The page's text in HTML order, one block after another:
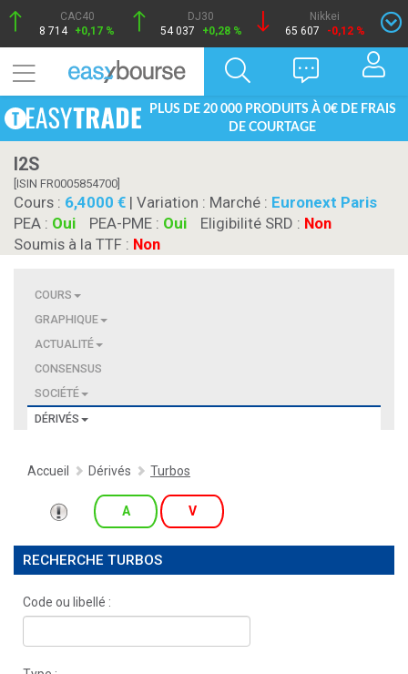
CAC40
8 714 +0,17 %
DJ30
54 037
+0,28 %
Nikkei
65 607
-0,12 %
PLUS DE 20 000 PRODUITS À 0€ DE FRAIS
DE COURTAGE
I2S
[ISIN FR0005854700]
Cours : 6,4000 | Variation : Marché : Euronext Paris
PEA : Oui PEA-PME : Oui Eligibilité SRD : Non
Soumis à la TTF : Non
COURS
GRAPHIQUE
ACTUALITÉ
CONSENSUS
SOCIÉTÉ
DÉRIVÉS
Accueil Dérivés Turbos
A V
RECHERCHE TURBOS
Code ou libellé :